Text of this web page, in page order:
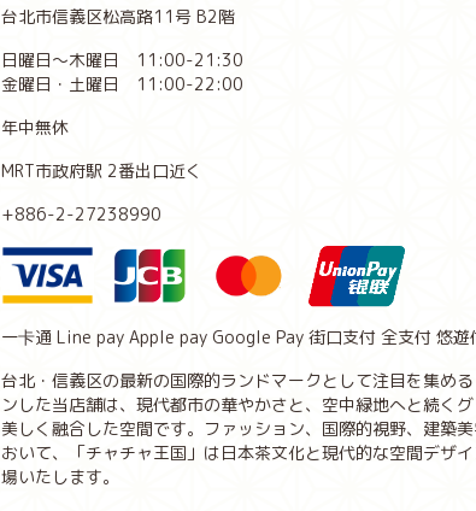
台北市信義区松高路11号 B2階
日曜日～木曜日 11:00-21:30
金曜日・土曜日 11:00-22:00
年中無休
MRT市政府駅 2番出口近く
+886-2-27238990
一卡通 Line pay Apple pay Google Pay 街口支付 全支付 悠
台北・信義区の最新の国際的ランドマークとして注目を集め
ンした当店舗は、現代都市の華やかさと、空中緑地へと続く
美しく融合した空間です。ファッション、国際的視野、建築
おいて、「チャチャ王国」は日本茶文化と現代的な空間デザ
場いたします。